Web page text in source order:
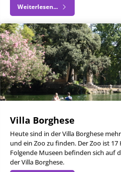
Weiterlesen...
Villa Borghese
Heute sind in der Villa Borghese
und ein Zoo zu finden. Der Zoo ist 17
Folgende Museen befinden sich auf
der Villa Borghese.